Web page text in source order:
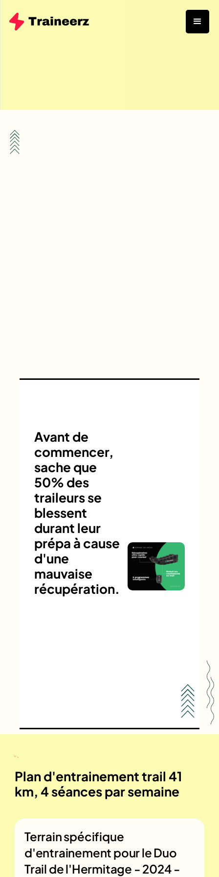
Avant de
commencer,
sache que
50% des
traileurs se
blessent
durant leur
prépa à cause
d'une
mauvaise
récupération.
Plan d'entrainement trail 41
km, 4 séances par semaine
Terrain spécifique
d'entrainement pour leDuo
Trail de l'Hermitage - 2024 -